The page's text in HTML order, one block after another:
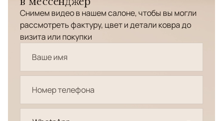
Снимем видео в нашем салоне, чтобы вы могли
рассмотреть фактуру, цвет и детали ковра до
визита или покупки